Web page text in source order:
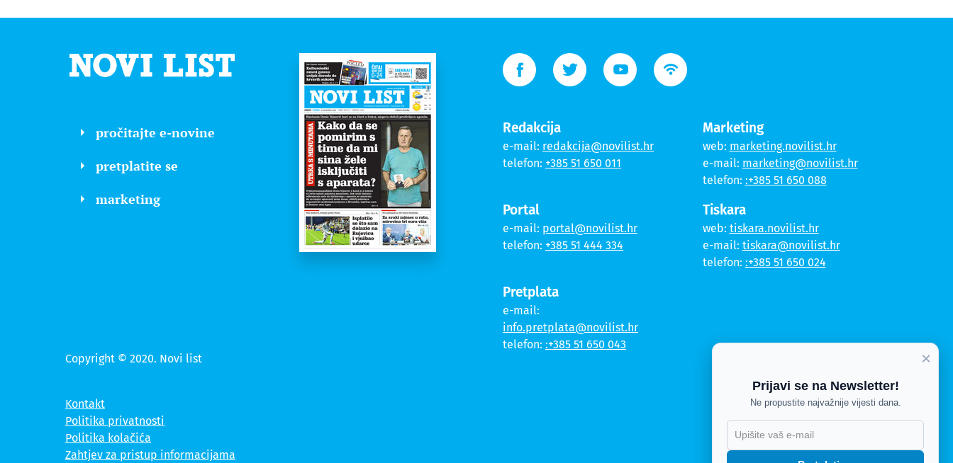
pročitajte e-novine
pretplatite se
marketing
Redakcija
e-mail: redakcija@novilist.hr
telefon: +385 51 650 011
Portal
e-mail: portal@novilist.hr
telefon: +385 51 444 334
Pretplata
e-mail:
info.pretplata@novilist.hr
telefon: :+385 51 650 043
Marketing
web: marketing.novilist.hr
e-mail: marketing@novilist.hr
telefon: :+385 51 650 088
Tiskara
web: tiskara.novilist.hr
e-mail: tiskara@novilist.hr
telefon: :+385 51 650 024
Copyright © 2020. Novi list
Kontakt
Politika privatnosti
Politika kolačića
Zahtjev za pristup informacijama
×
Prijavi se na Newsletter!
Ne propustite najvažnije vijesti dana.